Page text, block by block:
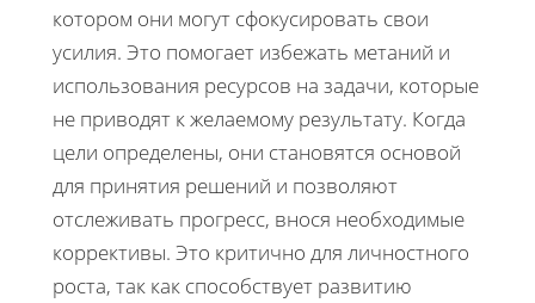
котором они могут сфокусировать свои
усилия. Это помогает избежать метаний и
использования ресурсов на задачи, которые
не приводят к желаемому результату. Когда
цели определены, они становятся основой
для принятия решений и позволяют
отслеживать прогресс, внося необходимые
коррективы. Это критично для личностного
роста, так как способствует развитию